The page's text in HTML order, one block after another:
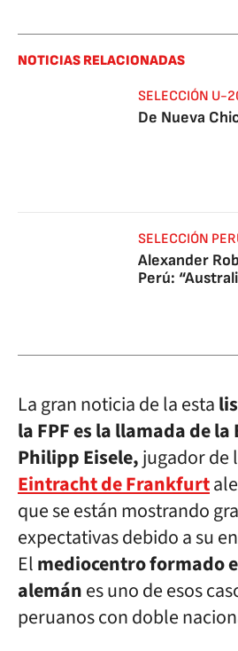
NOTICIAS RELACIONADAS
SELECCIÓN U-
De Nueva
SELECCIÓN
Alexander
Perú:
La gran noticia de la esta
la FPF es la llamada de
Philipp Eisele,jugador de
Eintracht de Frankfurt
que se están mostrando
expectativas debido a su
Elmediocentro formado
alemánes uno de esos
peruanos con doble